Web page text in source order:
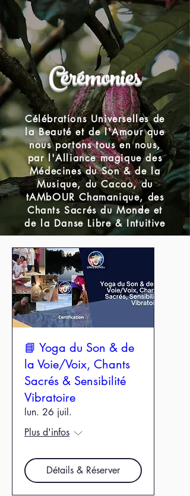
Cérémonies
Célébrations Universelles de
la Beauté et de l'Amour que
nous portons tous en nous,
par l'Alliance magique des
Médecines du Son & de la
Musique, du Cacao, du
tAMbOUR Chamanique, des
Chants Sacrés du Monde et
de la Danse Libre & Intuitive
📘 Yoga du Son & de
la Voie/Voix, Chants
Sacrés & Sensibilité
Vibratoire
lun. 26 juil.
Plus d'infos
Détails & Réserver